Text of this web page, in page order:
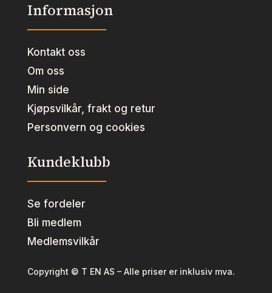
Informasjon
Kontakt oss
Om oss
Min side
Kjøpsvilkår, frakt og retur
Personvern og cookies
Kundeklubb
Se fordeler
Bli medlem
Medlemsvilkår
Copyright © T EN AS – Alle priser er inklusiv mva.